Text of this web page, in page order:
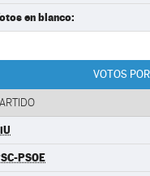
en blanco:
VOTOS
PSOE